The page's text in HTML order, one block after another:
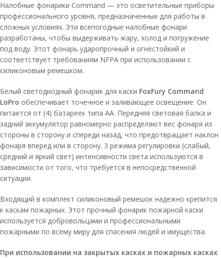
Налобные фонарики Command — это осветительные приборы
профессионального уровня, предназначенные для работы в
сложных условиях. Эти всепогодные налобные фонари
разработаны, чтобы выдерживать жару, холод и погружение
под воду. Этот фонарь ударопрочный и огнестойкий и
соответствует требованиям NFPA при использовании с
силиконовым ремешком.
Белый светодиодный фонарик для каски FoxFury Command
LoPro обеспечивает точечное и заливающее освещение. Он
питается от (4) батареек типа АА. Передняя световая балка и
задний аккумулятор равномерно распределяют вес фонаря из
стороны в сторону и спереди назад, что предотвращает наклон
фонаря вперед или в сторону. 3 режима регулировки (слабый,
средний и яркий свет) интенсивности света используются в
зависимости от того, что требуется в непосредственной
ситуации.
Входящий в комплект силиконовый ремешок надежно крепится
к каскам пожарных. Этот прочный фонарик пожарной каски
используется добровольцами и профессиональными
пожарными по всему миру для спасения людей и имущества.
При использовании на закрытых касках и пожарных касках